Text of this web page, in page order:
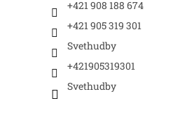
+421 908 188 674
+421 905 319 301
Svethudby
+421905319301
Svethudby